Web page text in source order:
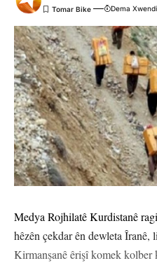
Dema
Medya Rojhilatê Kurdistanê
hêzên çekdar ên dewleta Îranê,
Kirmanşanê êrişî komek kolber